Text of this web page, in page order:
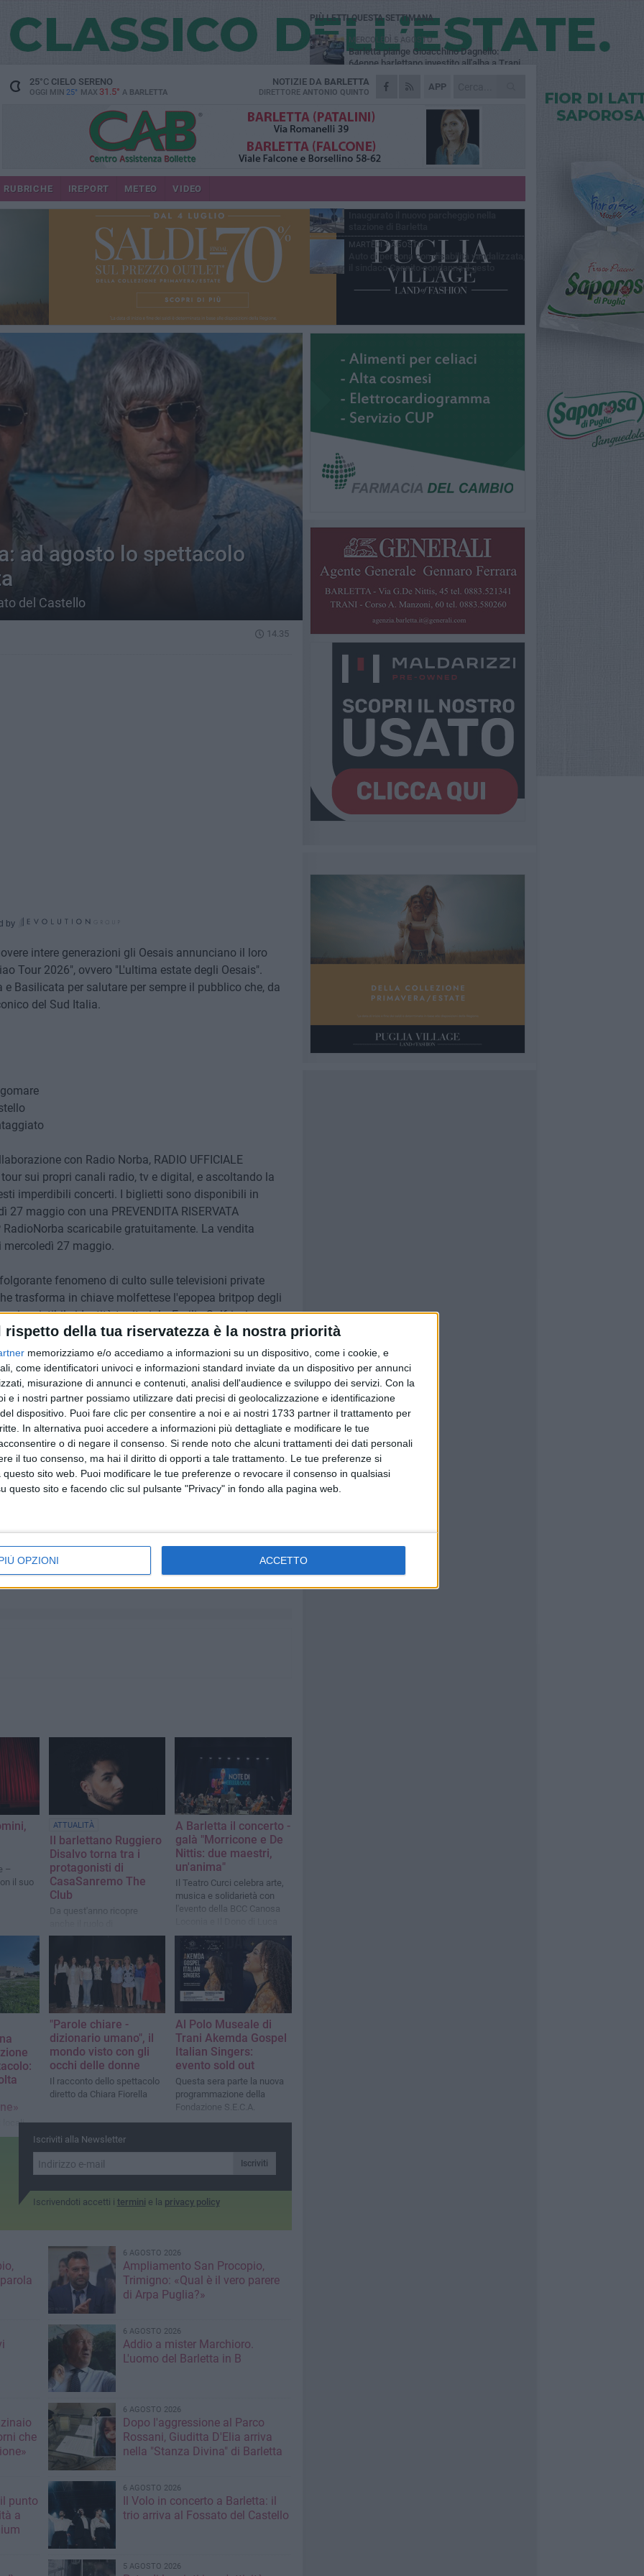
rispetto della tua riservatezza è la nostra priorità
memorizziamo e/o accediamo a informazioni su un dispositivo, come i cookie, e
come identificatori univoci e informazioni standard inviate da un dispositivo per annunci
misurazione di annunci e contenuti, analisi dell'audience e sviluppo dei servizi. Con la
e i nostri partner possiamo utilizzare dati precisi di geolocalizzazione e identificazione
dispositivo. Puoi fare clic per consentire a noi e ai nostri 1733 partner il trattamento per
In alternativa puoi accedere a informazioni più dettagliate e modificare le tue
o di negare il consenso. Si rende noto che alcuni trattamenti dei dati personali
il tuo consenso, ma hai il diritto di opporti a tale trattamento. Le tue preferenze si
sito web. Puoi modificare le tue preferenze o revocare il consenso in qualsiasi
questo sito e facendo clic sul pulsante "Privacy" in fondo alla pagina web.
OPZIONI ACCETTO
25°CCIELO SERENO
OGGI MIN 25° MAX 31.5° A BARLETTA
APP
NOTIZIE DA BARLETTA
DIRETTORE ANTONIO QUINTO
RUBRICHE IREPORT METEO VIDEO
ad agosto lo spettacolo
del Castello
14.35
by
intere generazioni gli Oesais annunciano il loro
Tour 2026", ovvero "L'ultima estate degli Oesais".
Basilicata per salutare per sempre il pubblico che, da
del Sud Italia.
con Radio Norba, RADIO UFFICIALE
sui propri canali radio, tv e digital, e ascoltando la
imperdibili concerti. I biglietti sono disponibili in
maggio con una PREVENDITA RISERVATA
scaricabile gratuitamente. La vendita
mercoledì 27 maggio.
fenomeno di culto sulle televisioni private
trasforma in chiave molfettese l'epopea britpop degli
e irresistibile identità territoriale, Emilio Solfrizzi e
entrati nell'immaginario collettivo di intere generazioni.
aspettativa: quattro clamorosi sold out alla Fiera del
complessivi, la data tutta esaurita all'Alcatraz di Milano
al Palaflorio di Bari, che a dicembre ha richiamato
brani già diventati cult assoluti come "U mutue a 30
ma fa". Ma come ogni storia c'è sempre un finale, così
definitivamente dalle scene, salutando il loro
estivi che si annunciano già memorabili. Già
di Piero Scamarcio e dello storico Scippatore di
loro nuovo brano inedito per rendere omaggio ai
–
il suo
ATTUALITÀ
Il barlettano Ruggiero
Disalvo torna tra i
protagonisti di
CasaSanremo The
Club
Da quest'anno ricopre
Ambassador Ufficale
A Barletta il concerto -
galà "Morricone e De
Nittis: due maestri,
un'anima"
Il Teatro Curci celebra arte,
musica e solidarietà con
l'evento della BCC Canosa
locali
"Parole chiare -
dizionario umano", il
mondo visto con gli
occhi delle donne
Il racconto dello spettacolo
diretto da Chiara Fiorella
Al Polo Museale di
Trani Akemda Gospel
Italian Singers:
evento sold out
Questa sera parte la nuova
programmazione della
Fondazione S.E.C.A.
Iscriviti alla Newsletter
Iscriviti
Iscrivendoti accetti i termini e la privacy policy
6 AGOSTO 2026
Ampliamento San Procopio,
Trimigno: «Qual è il vero parere
di Arpa Puglia?»
6 AGOSTO 2026
Addio a mister Marchioro.
L'uomo del Barletta in B
che
6 AGOSTO 2026
Dopo l'aggressione al Parco
Rossani, Giuditta D'Elia arriva
nella "Stanza Divina" di Barletta
punto
a
6 AGOSTO 2026
Il Volo in concerto a Barletta: il
trio arriva al Fossato del Castello
5 AGOSTO 2026
PIÙ LETTI QUESTA SETTIMANA
MERCOLEDÌ 5 AGOSTO
Barletta piange Gioacchino Dagnello:
64enne barlettano investito all'alba a Trani
GIOVEDÌ 6 AGOSTO
Il ricordo di "Cecco", il benzinaio col
separavano dalla pensione»
MERCOLEDÌ 5 AGOSTO
Jova Summer Party, giovedì mattina
sopralluogo nell'area dell'evento
DOMENICA 2 AGOSTO
Beni confiscati alla mafia. Nasce il servizio
VENERDÌ 31 LUGLIO
MARTEDÌ 4 AGOSTO
Auto di persona con disabilità vandalizzata,
il sindaco Cannito condanna il gesto